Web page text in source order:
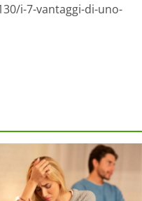
i-7-vantaggi-di-uno-